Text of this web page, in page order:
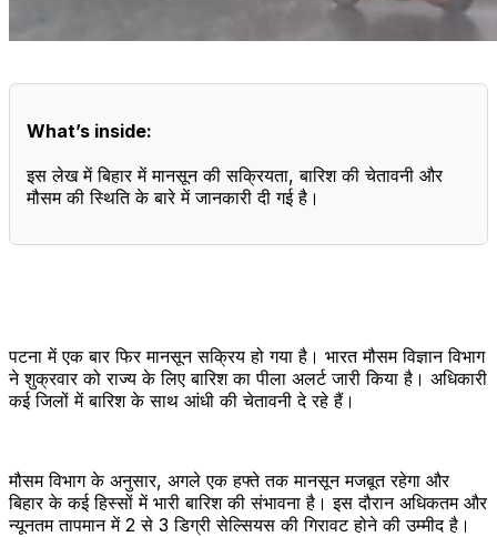
What’s inside:
इस लेख में बिहार में मानसून की सक्रियता, बारिश की चेतावनी और
मौसम की स्थिति के बारे में जानकारी दी गई है।
पटना में एक बार फिर मानसून सक्रिय हो गया है। भारत मौसम विज्ञान विभाग
ने शुक्रवार को राज्य के लिए बारिश का पीला अलर्ट जारी किया है। अधिकारी
कई जिलों में बारिश के साथ आंधी की चेतावनी दे रहे हैं।
मौसम विभाग के अनुसार, अगले एक हफ्ते तक मानसून मजबूत रहेगा और
बिहार के कई हिस्सों में भारी बारिश की संभावना है। इस दौरान अधिकतम और
न्यूनतम तापमान में 2 से 3 डिग्री सेल्सियस की गिरावट होने की उम्मीद है।